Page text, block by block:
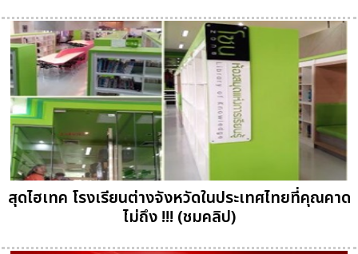
สุดไฮเทค โรงเรียนต่างจังหวัดในประเทศไทยที่คุณคาด
ไม่ถึง !!! (ชมคลิป)